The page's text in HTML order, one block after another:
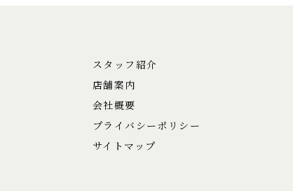
スタッフ紹介
店舗案内
会社概要
プライバシーポリシー
サイトマップ